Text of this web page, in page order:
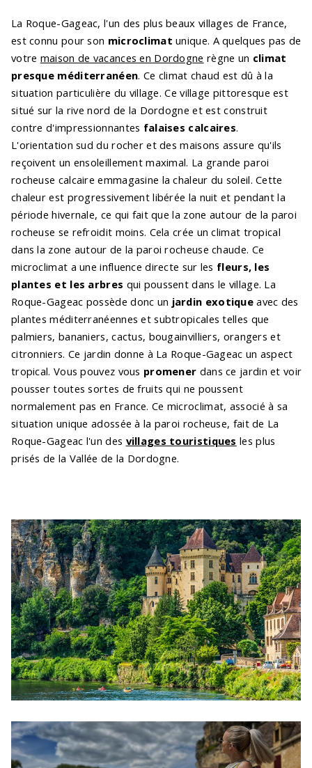
La Roque-Gageac, l'un des plus beaux villages de France,
est connu pour son microclimat unique. A quelques pas de
votre maison de vacances en Dordogne règne un climat
presque méditerranéen. Ce climat chaud est dû à la
situation particulière du village. Ce village pittoresque est
situé sur la rive nord de la Dordogne et est construit
contre d'impressionnantes falaises calcaires.
L'orientation sud du rocher et des maisons assure qu'ils
reçoivent un ensoleillement maximal. La grande paroi
rocheuse calcaire emmagasine la chaleur du soleil. Cette
chaleur est progressivement libérée la nuit et pendant la
période hivernale, ce qui fait que la zone autour de la paroi
rocheuse se refroidit moins. Cela crée un climat tropical
dans la zone autour de la paroi rocheuse chaude. Ce
microclimat a une influence directe sur les fleurs, les
plantes et les arbres qui poussent dans le village. La
Roque-Gageac possède donc un jardin exotique avec des
plantes méditerranéennes et subtropicales telles que
palmiers, bananiers, cactus, bougainvilliers, orangers et
citronniers. Ce jardin donne à La Roque-Gageac un aspect
tropical. Vous pouvez vous promener dans ce jardin et voir
pousser toutes sortes de fruits qui ne poussent
normalement pas en France. Ce microclimat, associé à sa
situation unique adossée à la paroi rocheuse, fait de La
Roque-Gageac l'un des villages touristiques les plus
prisés de la Vallée de la Dordogne.